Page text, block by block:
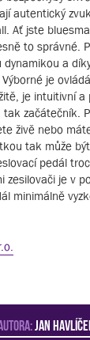
autentický
Ať jste
to správné.
a
je
je intuitivní a
začátečník.
živě nebo
tak může
pedál
zesilovači je v
minimálně
Jan